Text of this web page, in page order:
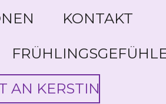
KONTAKT
AN KERSTIN